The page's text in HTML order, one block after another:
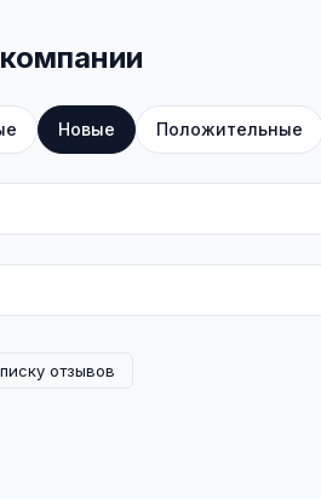
Новые Положительные
отзывов